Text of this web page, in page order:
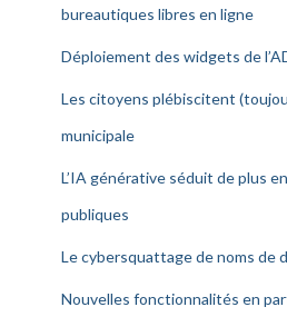
bureautiques libres en ligne
Déploiement des widgets de
Les citoyens plébiscitent
municipale
L’IA générative séduit de plus
publiques
Le cybersquattage de noms de
Nouvelles fonctionnalités en